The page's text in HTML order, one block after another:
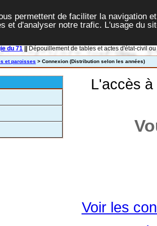
permettent de faciliter la navigation
et d'analyser notre trafic. L'usage du
du 71 Dépouillement de tables et actes d'état-civil
et paroisses > Connexion (Distribution selon les années)
L'accès
Voir les